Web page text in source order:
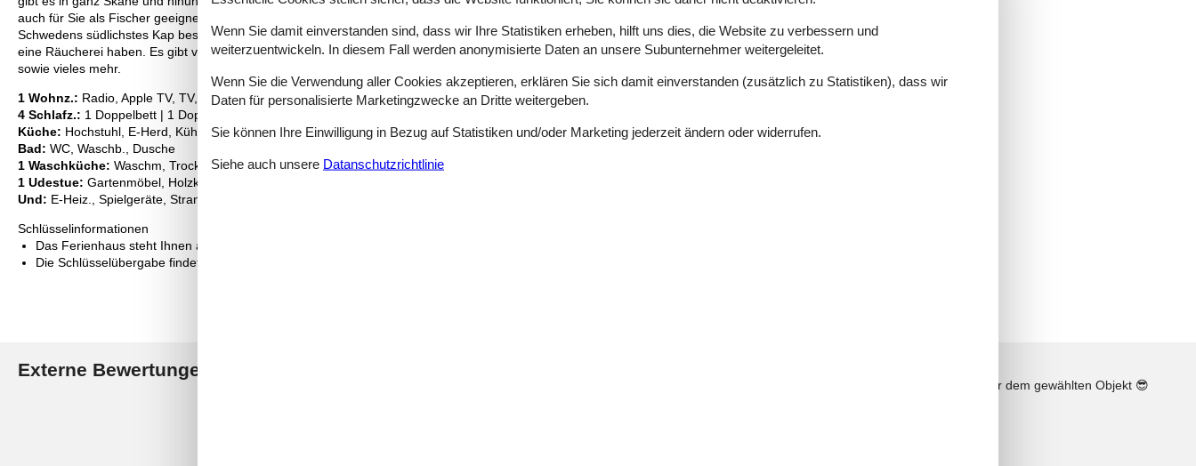
auch für Sie als Fischer geeignet. Einen kurzen Spaziergang entfernt haben Sie auch Minigolf und einen sehr beliebten Eiskiosk. Wenn Sie
Schwedens südlichstes Kap besuchen möchten, haben Sie Smygehuk ein paar Kilometer entfernt, wo Sie auch ein schönes Restaurant und
eine Räucherei haben. Es gibt viele Aktivitäten für die Kinder in Skåne wie Ystad Zoo, Skåne Zoo, Tosselilla Summerland und Hallongården
sowie vieles mehr.
1 Wohnz.: Radio, Apple TV, TV, Bluetooth, Kabel-TV
4 Schlafz.: 1 Doppelbett | 1 Doppelliege | 2 Betten | 2 Betten
Küche: Hochstuhl, E-Herd, Kühl-Gefrier-Kombi, Mikrow., Abzugsh., Kaffeem., Spülm.
Bad: WC, Waschb., Dusche
1 Waschküche: Waschm, Trockner
1 Udestue: Gartenmöbel, Holzkohlegrill
Und: E-Heiz., Spielgeräte, Strandgrundst. 2000 m2 , Meerblick/Seeblick, Nichtraucherhaus
Schlüsselinformationen
Das Ferienhaus steht Ihnen am Anreisetag ab 16:00 Uhr zur Verfügung.
Die Schlüsselübergabe findet am Haus statt.
Externe Bewertungen
Sonnenstand über dem gewählten Objekt 😎
Wenn Sie damit einverstanden sind, dass wir Ihre Statistiken erheben, hilft uns dies, die Website zu verbessern und
weiterzuentwickeln. In diesem Fall werden anonymisierte Daten an unsere Subunternehmer weitergeleitet.
Wenn Sie die Verwendung aller Cookies akzeptieren, erklären Sie sich damit einverstanden (zusätzlich zu Statistiken), dass wir
Daten für personalisierte Marketingzwecke an Dritte weitergeben.
Sie können Ihre Einwilligung in Bezug auf Statistiken und/oder Marketing jederzeit ändern oder widerrufen.
Siehe auch unsere Datanschutzrichtlinie